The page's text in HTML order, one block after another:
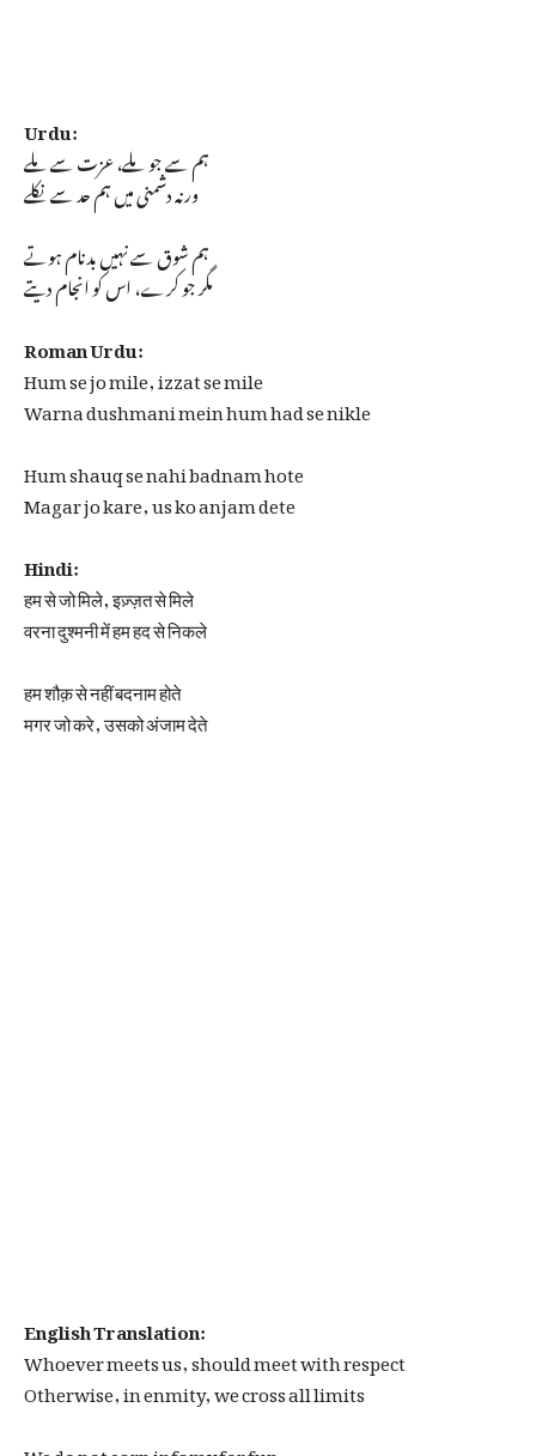
Urdu:
ہم سے جو ملے، عزت سے ملے
ورنہ دشمنی میں ہم حد سے نکلے
ہم شوق سے نہیں بدنام ہوتے
مگر جو کرے، اس کو انجام دیتے
Roman Urdu:
Hum se jo mile, izzat se mile
Warna dushmani mein hum had se nikle
Hum shauq se nahi badnam hote
Magar jo kare, us ko anjam dete
Hindi:
हम से जो मिले, इज़्ज़त से मिले
वरना दुश्मनी में हम हद से निकले
हम शौक़ से नहीं बदनाम होते
मगर जो करे, उसको अंजाम देते
English Translation:
Whoever meets us, should meet with respect
Otherwise, in enmity, we cross all limits